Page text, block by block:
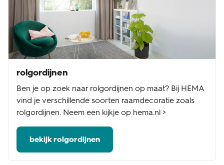
rolgordijnen
Ben je op zoek naar rolgordijnen op maat? Bij HEMA
vind je verschillende soorten raamdecoratie zoals
rolgordijnen. Neem een kijkje op hema.nl >
bekijk rolgordijnen